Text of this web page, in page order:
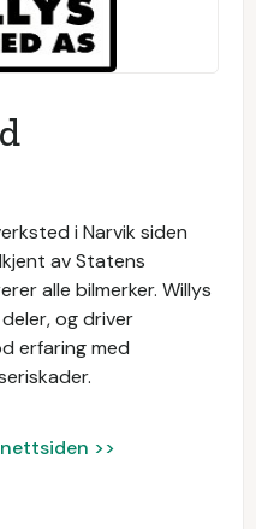
i Narvik siden
av Statens
alle bilmerker. Willys
og driver
erfaring med
>>